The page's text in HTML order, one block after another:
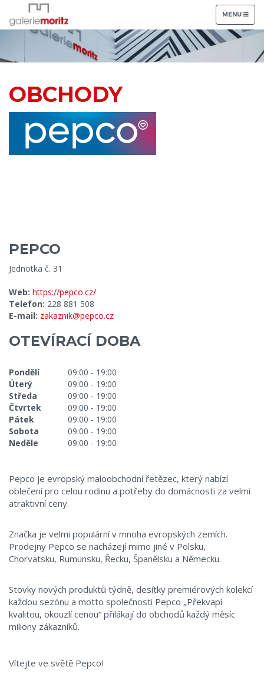
TOGGLE
NAVIGATION
MENU
OBCHODY
PEPCO
Jednotka č. 31
Web: https://pepco.cz/
Telefon: 228 881 508
E-mail: zakaznik@pepco.cz
OTEVÍRACÍ DOBA
Pondělí
09:00 - 19:00
Úterý
09:00 - 19:00
Středa
09:00 - 19:00
Čtvrtek
09:00 - 19:00
Pátek
09:00 - 19:00
Sobota
09:00 - 19:00
Neděle
09:00 - 19:00
Pepco je evropský maloobchodní řetězec, který nabízí
oblečení pro celou rodinu a potřeby do domácnosti za velmi
atraktivní ceny.
Značka je velmi populární v mnoha evropských zemích.
Prodejny Pepco se nacházejí mimo jiné v Polsku,
Chorvatsku, Rumunsku, Řecku, Španělsku a Německu.
Stovky nových produktů týdně, desítky premiérových kolekcí
každou sezónu a motto společnosti Pepco „Překvapí
kvalitou, okouzlí cenou“ přilákají do obchodů každý měsíc
miliony zákazníků.
Vítejte ve světě Pepco!